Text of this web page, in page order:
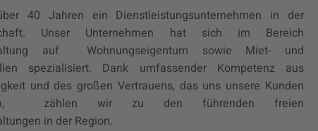
40 Jahren ein Dienstleistungsunternehmen in der
Unser Unternehmen hat sich im Bereich
auf Wohnungseigentum sowie Miet- und
spezialisiert. Dank umfassender Kompetenz aus
und des großen Vertrauens, das uns unsere Kunden
zählen wir zu den führenden freien
in der Region.